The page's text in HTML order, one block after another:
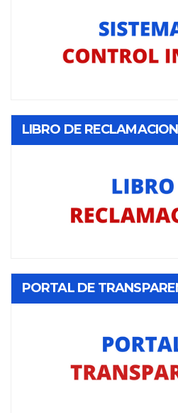
LIBRO DE
PORTAL DE